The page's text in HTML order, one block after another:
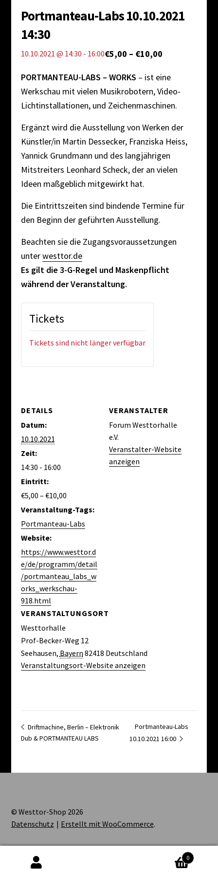
Impressum
Portmanteau-Labs 10.10.2021
14:30
10.10.2021 @ 14:30 - 16:00€5,00 – €10,00
PORTMANTEAU-LABS – WORKS – ist eine
Werkschau mit vielen Musikrobotern, Video-
Lichtinstallationen, und Zeichenmaschinen.
Ergänzt wird die Ausstellung von Werken der
Künstler/in Martin Dessecker, Franziska Heiss,
Yannick Grundmann und des langjährigen
Mitstreiters Leonhard Scheck, der an vielen
Ideen maßgeblich mitgewirkt hat.
Die Eintrittszeiten sind bindende Termine für
den Beginn der geführten Ausstellung.
Beachten sie die Zugangsvoraussetzungen
unterwesttor.de
Es gilt die 3-G-Regel und Maskenpflicht
während der Veranstaltung.
DETAILS
Datum:
10.10.2021
Zeit:
14:30 - 16:00
Eintritt:
€5,00 – €10,00
Veranstaltung-Tags:
Portmanteau-Labs
Website:
https://www.westtor.d
e/de/programm/detail
/portmanteau_labs_w
orks_werkschau-
918.html
VERANSTALTUNGSORT
Westtorhalle
Prof-Becker-Weg 12
Seehausen, Bayern 82418 Deutschland
Veranstaltungsort-Website anzeigen
VERANSTALTER
Forum Westtorhalle
e.V.
Veranstalter-Website
anzeigen
Tickets
Tickets sind nicht länger verfügbar
Driftmachine, Berlin – Elektronik
Dub & PORTMANTEAU LABS
Portmanteau-Labs
10.10.2021 16:00
© Westtor-Shop 2026
Datenschutz
Erstellt mit WooCommerce.
0